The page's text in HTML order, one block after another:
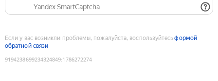
Yandex SmartCaptcha
Если у вас возникли проблемы, пожалуйста, воспользуйтесьформой
обратной связи
9194238699234324849:1786272274